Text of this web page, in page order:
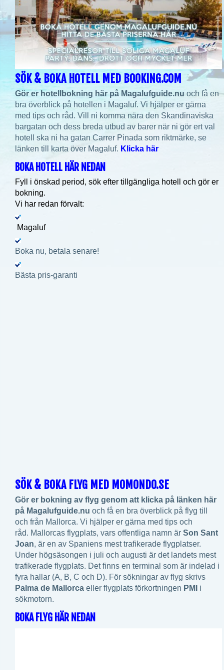
SÖK & BOKA HOTELL MED BOOKING.COM
Gör er hotellbokning här på Magalufguide.nu och få en
bra överblick på hotellen i Magaluf. Vi hjälper er gärna
med tips och råd. Vill ni komma nära den Skandinaviska
bargatan och dess breda utbud av barer när ni gör ert val
hotell ska ni ha gatan Carrer Pinada som riktmärke, se
länken till karta över Magaluf. Klicka här
BOKA HOTELL HÄR NEDAN
Fyll i önskad period, sök efter tillgängliga hotell och gör er
bokning.
Vi har redan förvalt:
Magaluf
Boka nu, betala senare!
Bästa pris-garanti
SÖK & BOKA FLYG MED MOMONDO.SE
Gör er bokning av flyg genom att klicka på länken här
på Magalufguide.nu och få en bra överblick på flyg till
och från Mallorca. Vi hjälper er gärna med tips och
råd. Mallorcas flygplats, vars offentliga namn är Son Sant
Joan, är en av Spaniens mest trafikerade flygplatser.
Under högsäsongen i juli och augusti är det landets mest
trafikerade flygplats. Det finns en terminal som är indelad i
fyra hallar (A, B, C och D). För sökningar av flyg skrivs
Palma de Mallorca eller flygplats förkortningen PMI
i
sökmotorn.
BOKA FLYG HÄR NEDAN